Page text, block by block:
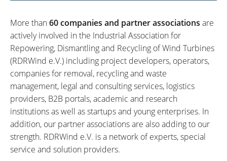
More than60 companies and partner associations are
actively involved in the Industrial Association for
Repowering, Dismantling and Recycling of Wind Turbines
(RDRWind e.V.) including project developers, operators,
companies for removal, recycling and waste
management, legal and consulting services, logistics
providers, B2B portals, academic and research
institutions as well as startups and young enterprises. In
addition, our partner associations are also adding to our
strength. RDRWind e.V. is a network of experts, special
service and solution providers.